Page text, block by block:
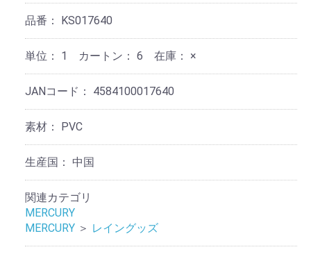
品番： KS017640
単位： 1 カートン： 6 在庫： ×
JANコード： 4584100017640
素材： PVC
生産国： 中国
関連カテゴリ
MERCURY
MERCURY ＞ レイングッズ